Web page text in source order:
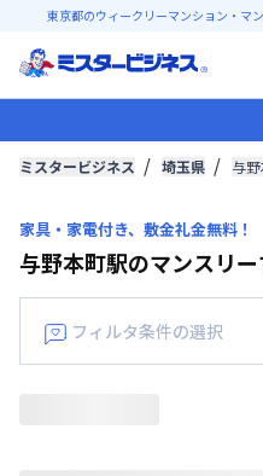
東京都のウィークリーマンション・マ
ミスタービジネス 埼玉県 与
家具・家電付き、敷金礼金無料！
与野本町駅のマンスリ
フィルタ条件の選択